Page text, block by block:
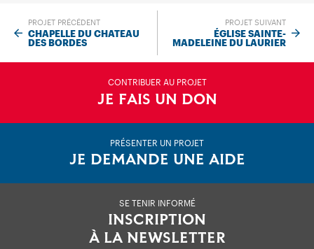
PROJET PRÉCÉDENT
CHAPELLE DU CHATEAU
DES BORDES
PROJET SUIVANT
ÉGLISE SAINTE-
MADELEINE DU LAURIER
CONTRIBUER AU PROJET
JE FAIS UN DON
PRÉSENTER UN PROJET
JE DEMANDE UNE AIDE
SE TENIR INFORMÉ
INSCRIPTION
À LA NEWSLETTER